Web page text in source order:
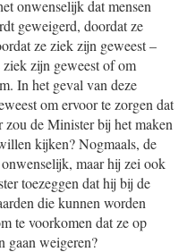
onwenselijk dat mensen
geweigerd, doordat ze
ze ziek zijn geweest –
zijn geweest of om
In het geval van deze
om ervoor te zorgen dat
de Minister bij het maken
kijken? Nogmaals, de
maar hij zei ook
toezeggen dat hij bij de
die kunnen worden
te voorkomen dat ze op
gaan weigeren?